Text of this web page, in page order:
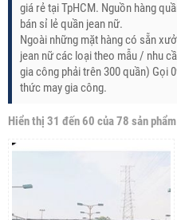
giá rẻ tại TpHCM. Nguồn hàng
bán sỉ lẻ quần jean nữ.
Ngoài những mặt hàng có sẵn
jean nữ các loại theo mẫu / nhu
gia công phải trên 300 quần) Gọi
thức may gia công.
Hiển thị 31 đến 60 của 78 sản phẩm